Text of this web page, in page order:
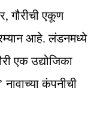
गौरीची एकूण
आहे. लंडनमध्ये
एक उद्योजिका
कंपनीची